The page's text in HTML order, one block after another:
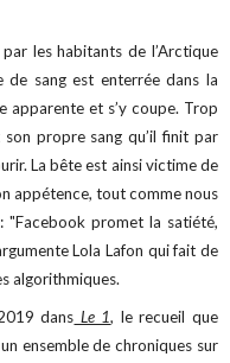
les habitants de l’Arctique
sang est enterrée dans la
apparente et s’y coupe. Trop
propre sang qu’il finit par
La bête est ainsi victime de
appétence, tout comme nous
"Facebook promet la satiété,
Lola Lafon qui fait de
algorithmiques.
dans Le 1, le recueil que
ensemble de chroniques sur